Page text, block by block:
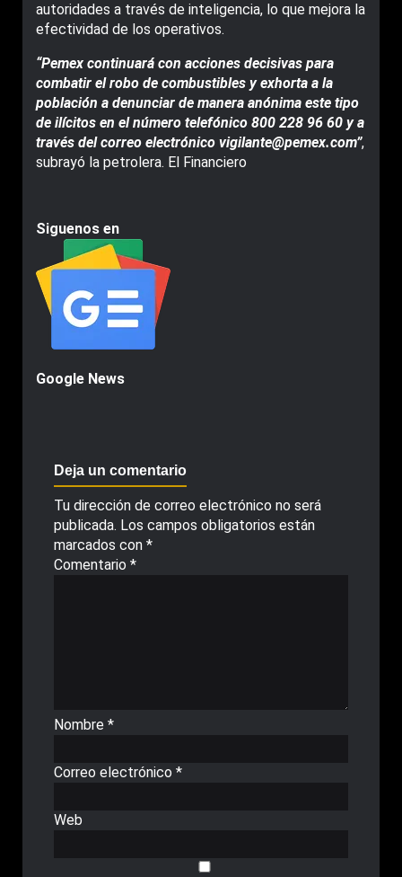
autoridades a través de inteligencia, lo que mejora la
efectividad de los operativos.
“Pemex continuará con acciones decisivas para
combatir el robo de combustibles y exhorta a la
población a denunciar de manera anónima este tipo
de ilícitos en el número telefónico 800 228 96 60 y a
través del correo electrónico vigilante@pemex.com”,
subrayó la petrolera. El Financiero
Siguenos en
Google News
Deja un comentario
Tu dirección de correo electrónico no será
publicada. Los campos obligatorios están
marcados con *
Comentario *
Nombre *
Correo electrónico *
Web